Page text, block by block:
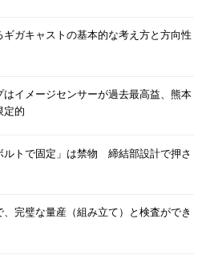
ギガキャストの基本的な考え方と方向性
はイメージセンサーが過去最高益、熊本
定的
ルトで固定」は禁物 締結部設計で押さ
完璧な量産（組み立て）と検査ができ